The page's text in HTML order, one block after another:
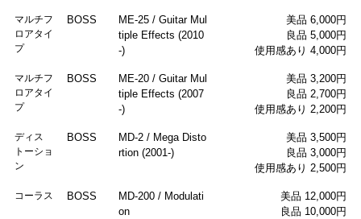
マルチフ
ロアタイ
プ
BOSS
ME-25 / Guitar Mul
tiple Effects (2010
-)
美品 6,000円
良品 5,000円
使用感あり 4,000円
マルチフ
ロアタイ
プ
BOSS
ME-20 / Guitar Mul
tiple Effects (2007
-)
美品 3,200円
良品 2,700円
使用感あり 2,200円
ディス
トーショ
ン
BOSS
MD-2 / Mega Disto
rtion (2001-)
美品 3,500円
良品 3,000円
使用感あり 2,500円
コーラス BOSS
MD-200 / Modulati
on
美品 12,000円
良品 10,000円